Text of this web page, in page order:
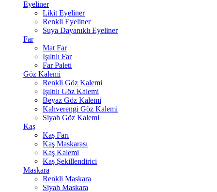
Eyeliner
Likit Eyeliner
Renkli Eyeliner
Suya Dayanıklı Eyeliner
Far
Mat Far
Işıltılı Far
Far Paleti
Göz Kalemi
Renkli Göz Kalemi
Işıltılı Göz Kalemi
Beyaz Göz Kalemi
Kahverengi Göz Kalemi
Siyah Göz Kalemi
Kaş
Kaş Farı
Kaş Maskarası
Kaş Kalemi
Kaş Şekillendirici
Maskara
Renkli Maskara
Siyah Maskara